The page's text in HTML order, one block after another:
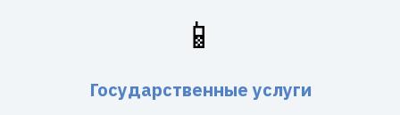
📱
Государственные услуги